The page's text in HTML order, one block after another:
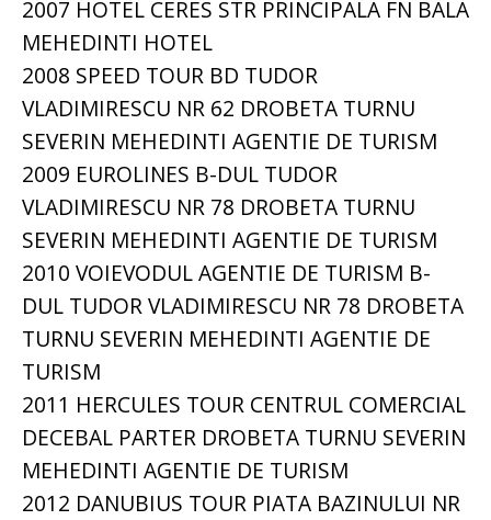
2007 HOTEL CERES STR PRINCIPALA FN BALA
MEHEDINTI HOTEL
2008 SPEED TOUR BD TUDOR
VLADIMIRESCU NR 62 DROBETA TURNU
SEVERIN MEHEDINTI AGENTIE DE TURISM
2009 EUROLINES B-DUL TUDOR
VLADIMIRESCU NR 78 DROBETA TURNU
SEVERIN MEHEDINTI AGENTIE DE TURISM
2010 VOIEVODUL AGENTIE DE TURISM B-
DUL TUDOR VLADIMIRESCU NR 78 DROBETA
TURNU SEVERIN MEHEDINTI AGENTIE DE
TURISM
2011 HERCULES TOUR CENTRUL COMERCIAL
DECEBAL PARTER DROBETA TURNU SEVERIN
MEHEDINTI AGENTIE DE TURISM
2012 DANUBIUS TOUR PIATA BAZINULUI NR